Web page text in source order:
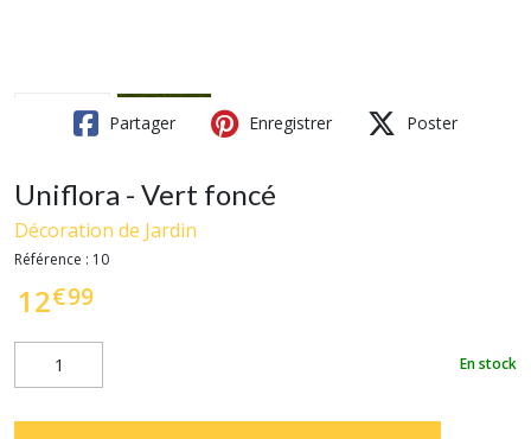
Partager Enregistrer Poster
Uniflora - Vert foncé
Décoration de Jardin
Référence : 10
12€99
En stock